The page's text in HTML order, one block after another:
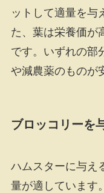
ットして適量を与
た、葉は栄養価が
です。いずれの部
や減農薬のものが
ブロッコリーを
ハムスターに与え
量が適しています